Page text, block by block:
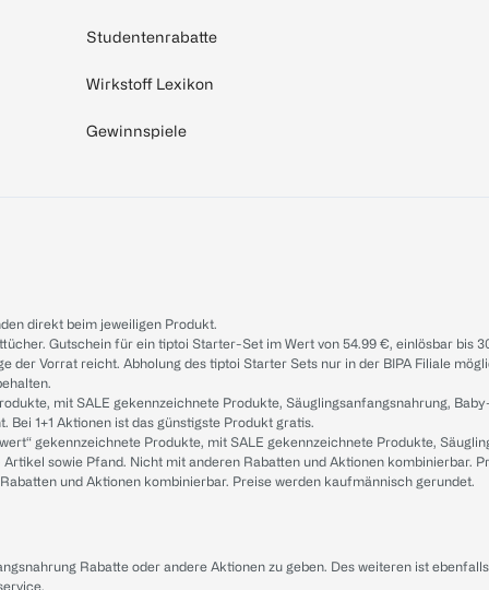
Studentenrabatte
Wirkstoff Lexikon
Gewinnspiele
direkt beim jeweiligen Produkt.
Gutschein für ein tiptoi Starter-Set im Wert von 54.99 €, einlösbar bis
der Vorrat reicht. Abholung des tiptoi Starter Sets nur in der BIPA Filiale
mit SALE gekennzeichnete Produkte, Säuglingsanfangsnahrung,
1+1 Aktionen ist das günstigste Produkt gratis.
gekennzeichnete Produkte, mit SALE gekennzeichnete Produkte,
Artikel sowie Pfand. Nicht mit anderen Rabatten und Aktionen kombinierbar.
und Aktionen kombinierbar. Preise werden kaufmännisch gerundet.
Rabatte oder andere Aktionen zu geben. Des weiteren ist
.